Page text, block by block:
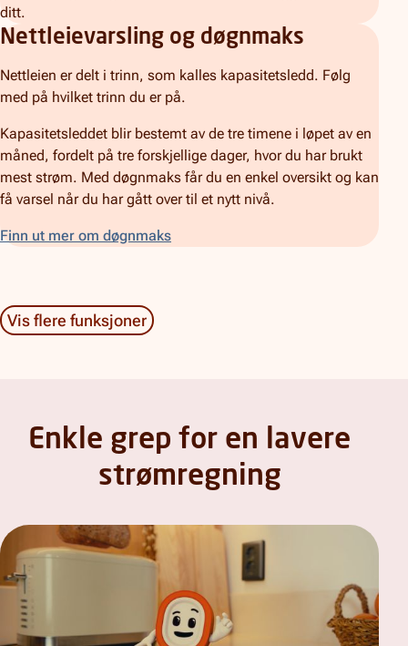
ditt.
Nettleievarsling og døgnmaks
Nettleien er delt i trinn, som kalles kapasitetsledd. Følg
med på hvilket trinn du er på.
Kapasitetsleddet blir bestemt av de tre timene i løpet av en
måned, fordelt på tre forskjellige dager, hvor du har brukt
mest strøm. Med døgnmaks får du en enkel oversikt og kan
få varsel når du har gått over til et nytt nivå.
Finn ut mer om døgnmaks
Vis flere funksjoner
Enkle grep for en lavere
strømregning